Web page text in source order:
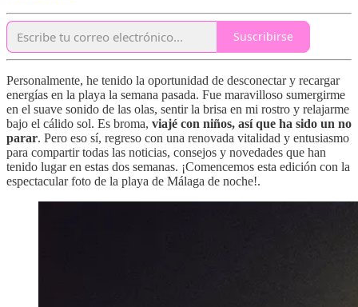
Suscribirse
Personalmente, he tenido la oportunidad de desconectar y recargar
energías en la playa la semana pasada. Fue maravilloso sumergirme
en el suave sonido de las olas, sentir la brisa en mi rostro y relajarme
bajo el cálido sol. Es broma, viajé con niños, así que ha sido un no
parar. Pero eso sí, regreso con una renovada vitalidad y entusiasmo
para compartir todas las noticias, consejos y novedades que han
tenido lugar en estas dos semanas. ¡Comencemos esta edición con la
espectacular foto de la playa de Málaga de noche!.